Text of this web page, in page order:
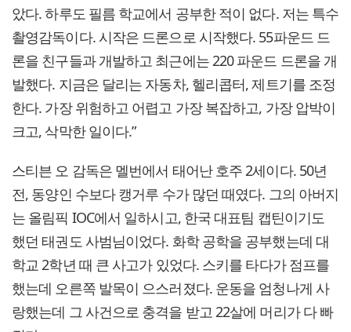
았다. 하루도 필름 학교에서 공부한 적이 없다. 저는 특수
촬영감독이다. 시작은 드론으로 시작했다. 55파운드 드
론을 친구들과 개발하고 최근에는 220 파운드 드론을 개
발했다. 지금은 달리는 자동차, 헬리콥터, 제트기를 조정
한다. 가장 위험하고 어렵고 가장 복잡하고, 가장 압박이
크고, 삭막한 일이다.”
스티븐 오 감독은 멜번에서 태어난 호주 2세이다. 50년
전, 동양인 수보다 캥거루 수가 많던 때였다. 그의 아버지
는 올림픽 IOC에서 일하시고, 한국 대표팀 캡틴이기도
했던 태권도 사범님이었다. 화학 공학을 공부했는데 대
학교 2학년 때 큰 사고가 있었다. 스키를 타다가 점프를
했는데 오른쪽 발목이 으스러졌다. 운동을 엄청나게 사
랑했는데 그 사건으로 충격을 받고 22살에 머리가 다 빠